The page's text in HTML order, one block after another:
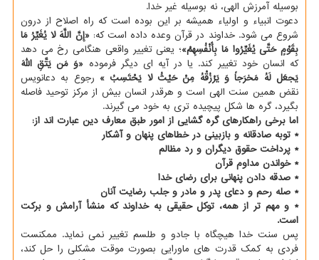
بوسیله آمرزش الهی، نه بوسیله غیر خدا.
دعوت انبیاء و اولیاء همیشه بر این بوده است که راه اصلاح از درون
شروع می شود. خداوند در قرآن وعده داده است که:«إِنَّ اللَّهَ لا یُغَیِّرُ مَا
بِقَوْمٍ حَتَّی یُغَیِّرُوا مَا بِأَنْفُسِهِمْ»؛ یعنی تغییر واقعی هنگامی رخ می دهد
که انسان خود تغییر کند. یا در آیه ای دیگر فرموده «وَ مَن یَتَّقِ اللهَ
یَجعَل لَهُ مَخرَجاً وَ یَرْزُقْهُ مِنْ حَیْثُ لا یَحْتَسِبُ » رجوع به دعانویس
نقض همین سنت الهی است و هرقدر انسان بیش از مرکز توحید فاصله
بگیرد، گره ها شکل پیچیده تری به خود می گیرند.
اما برخی راهکارهای گره گشایی از امور طبق معارف دین عبارت اند از:
* توبه صادقانه و بازبینی در خطاهای پنهان و آشکار
* پرداخت حقوق دیگران و رد مظالم
* خواندن مداوم قرآن
* صدقه دادن پنهانی برای رضای خدا
* صله رحم و دعای پدر و مادر و جلب رضایت آنان
* و مهم تر از همه، توکل حقیقی به خداوند که منشأ آرامش و برکت
است.
پس سنت خدا هیچگاه با جادو و طلسم تغییر نمی نماید. ممکنست
فردی به کمک قدرت های ماورایی بصورت موقت مشکلی را حل کند،